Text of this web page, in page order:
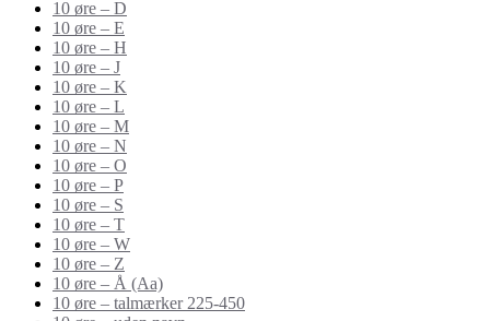
10 øre – D
10 øre – E
10 øre – H
10 øre – J
10 øre – K
10 øre – L
10 øre – M
10 øre – N
10 øre – O
10 øre – P
10 øre – S
10 øre – T
10 øre – W
10 øre – Z
10 øre – Å (Aa)
10 øre – talmærker 225-450